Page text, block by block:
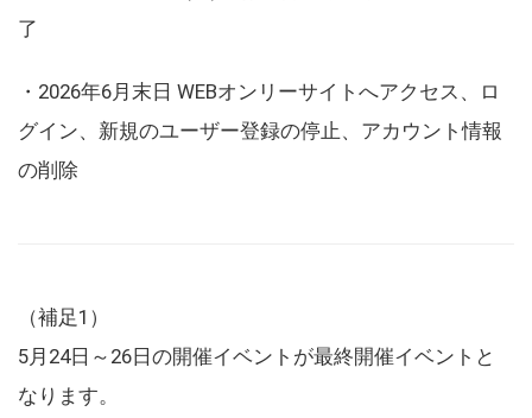
了
・2026年6月末日 WEBオンリーサイトへアクセス、ロ
グイン、新規のユーザー登録の停止、アカウント情報
の削除
（補足1）
5月24日～26日の開催イベントが最終開催イベントと
なります。